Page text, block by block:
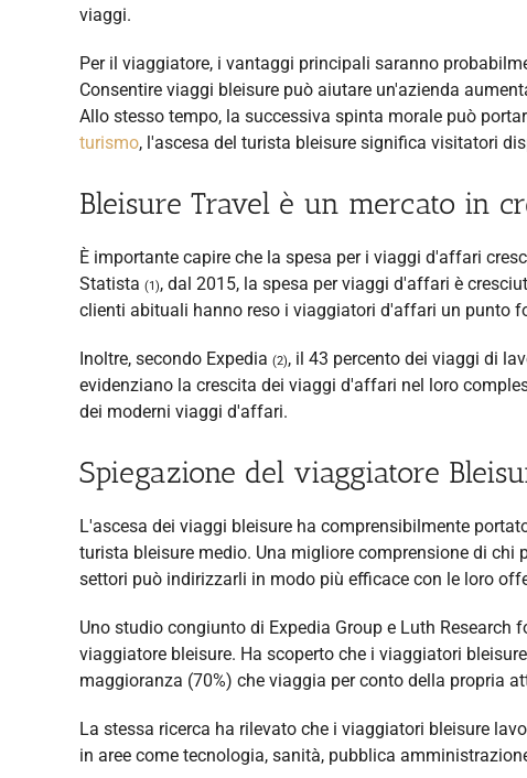
viaggi.
Per il viaggiatore, i vantaggi principali saranno
Consentire viaggi bleisure può aiutare un'azienda
Allo stesso tempo, la successiva spinta morale può
turismo, l'ascesa del turista bleisure significa visitatori
Bleisure Travel è un mercato in
È importante capire che la spesa per i viaggi d'affari
Statista (1), dal 2015, la spesa per viaggi d'affari è
clienti abituali hanno reso i viaggiatori d'affari un punto
Inoltre, secondo Expedia (2), il 43 percento dei viaggi di
evidenziano la crescita dei viaggi d'affari nel loro
dei moderni viaggi d'affari.
Spiegazione del viaggiatore
L'ascesa dei viaggi bleisure ha comprensibilmente
turista bleisure medio. Una migliore comprensione di chi
settori può indirizzarli in modo più efficace con le loro
Uno studio congiunto di Expedia Group e Luth
viaggiatore bleisure. Ha scoperto che i viaggiatori
maggioranza (70%) che viaggia per conto della propria
La stessa ricerca ha rilevato che i viaggiatori bleisure
in aree come tecnologia, sanità, pubblica